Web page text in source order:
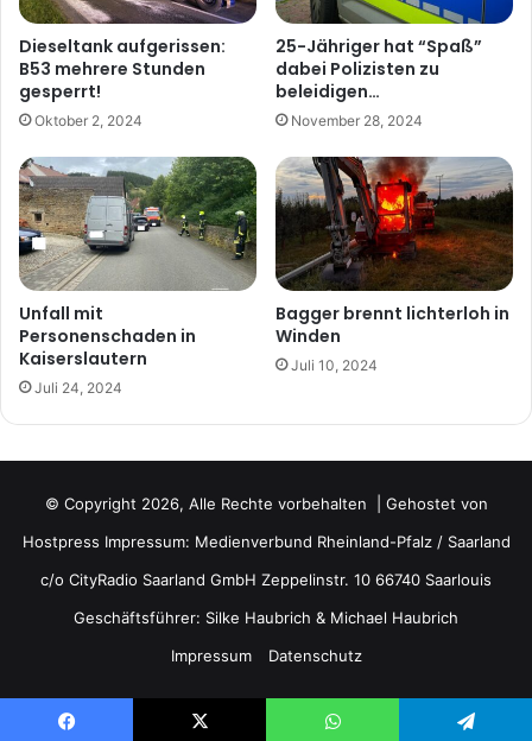
Dieseltank aufgerissen:
B53 mehrere Stunden
gesperrt!
Oktober 2, 2024
25-Jähriger hat “Spaß”
dabei Polizisten zu
beleidigen…
November 28, 2024
Unfall mit
Personenschaden in
Kaiserslautern
Juli 24, 2024
Bagger brennt lichterloh in
Winden
Juli 10, 2024
© Copyright 2026, Alle Rechte vorbehalten | Gehostet von
Hostpress Impressum: Medienverbund Rheinland-Pfalz / Saarland
c/o CityRadio Saarland GmbH Zeppelinstr. 10 66740 Saarlouis
Geschäftsführer: Silke Haubrich & Michael Haubrich
Impressum
Datenschutz